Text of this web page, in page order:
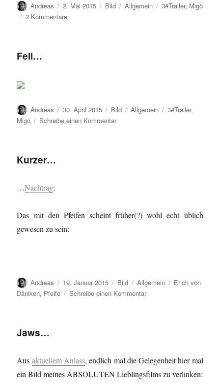
Autor
Andreas
Veröffentlicht
am
2. Mai 2015 Format
Bild Kategorien
Allgemein Schlagwörter
3#Trailer, Migö
2 Kommentarezu
Fell…
Autor
Andreas
Veröffentlicht
am
30. April 2015 Format
Bild Kategorien
Allgemein Schlagwörter
3#Trailer,
Migö
Schreibe einen Kommentarzu
Kurzer…
…Nachtrag:
Das mit den Pfeifen scheint früher(?) wohl echt üblich
gewesen zu sein:
Autor
Andreas
Veröffentlicht
am
19. Januar 2015 Format
Bild Kategorien
Allgemein Schlagwörter
Erich von
Däniken, Pfeife Schreibe einen Kommentarzu
Jaws…
Aus aktuellem Anlass, endlich mal die Gelegenheit hier mal
ein Bild meines ABSOLUTEN Lieblingsfilms zu verlinken: